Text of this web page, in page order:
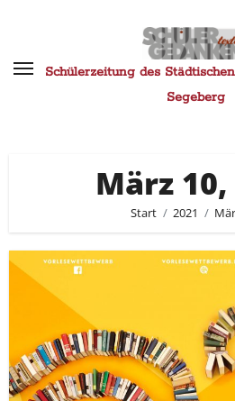
springenSchülerzeitung des
Segeberg
März 10,
Start 2021